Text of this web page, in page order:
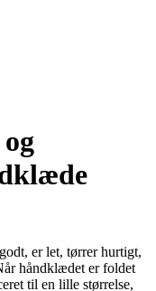
er let, tørrer hurtigt,
håndklædet er foldet
til en lille størrelse,